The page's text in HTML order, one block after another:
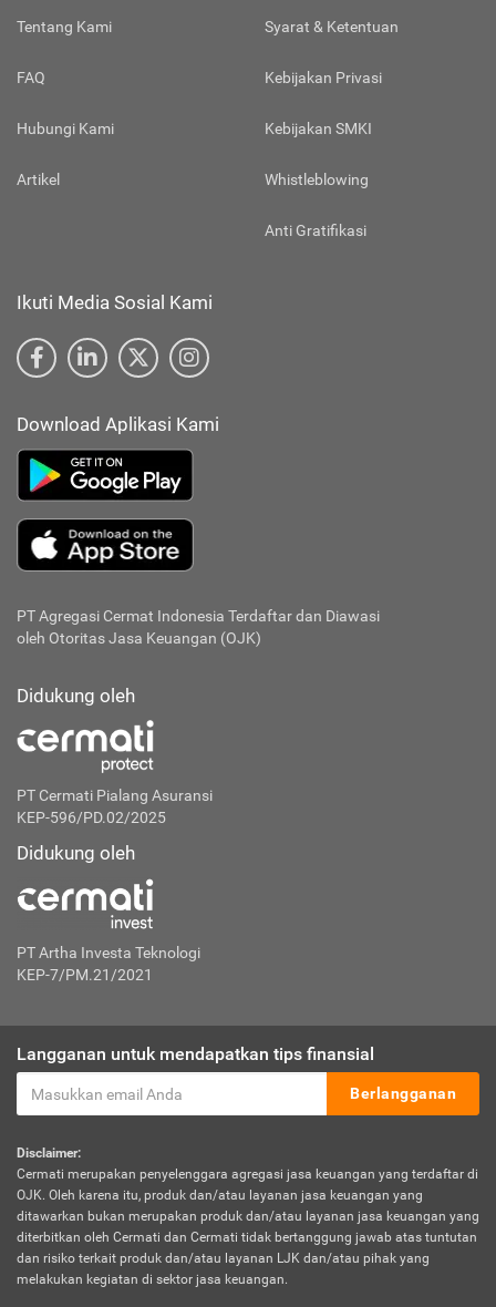
Tentang Kami
FAQ
Hubungi Kami
Artikel
Syarat & Ketentuan
Kebijakan Privasi
Kebijakan SMKI
Whistleblowing
Anti Gratifikasi
Ikuti Media Sosial Kami
Download Aplikasi Kami
PT Agregasi Cermat Indonesia Terdaftar dan Diawasi
oleh Otoritas Jasa Keuangan (OJK)
Didukung oleh
PT Cermati Pialang Asuransi
KEP-596/PD.02/2025
Didukung oleh
PT Artha Investa Teknologi
KEP-7/PM.21/2021
Langganan untuk mendapatkan tips finansial
Berlangganan
Disclaimer:
Cermati merupakan penyelenggara agregasi jasa keuangan yang terdaftar di
OJK. Oleh karena itu, produk dan/atau layanan jasa keuangan yang
ditawarkan bukan merupakan produk dan/atau layanan jasa keuangan yang
diterbitkan oleh Cermati dan Cermati tidak bertanggung jawab atas tuntutan
dan risiko terkait produk dan/atau layanan LJK dan/atau pihak yang
melakukan kegiatan di sektor jasa keuangan.